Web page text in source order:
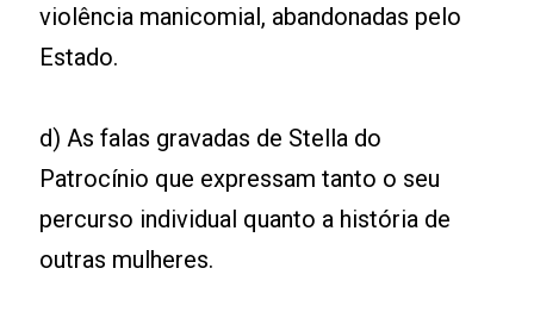
violência manicomial, abandonadas pelo
Estado.
d) As falas gravadas de Stella do
Patrocínio que expressam tanto o seu
percurso individual quanto a história de
outras mulheres.